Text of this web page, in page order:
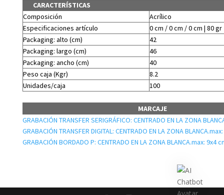
CARACTERÍSTICAS
Composición
Acrílico
Especificaciones artículo
0 cm / 0 cm / 0 cm | 80 gr
Packaging: alto (cm)
42
Packaging: largo (cm)
46
Packaging: ancho (cm)
40
Peso caja (Kgr)
8.2
Unidades/caja
100
MARCAJE
GRABACIÓN TRANSFER SERIGRÁFICO: CENTRADO EN LA ZONA
GRABACIÓN TRANSFER DIGITAL: CENTRADO EN LA ZONA
GRABACIÓN BORDADO P: CENTRADO EN LA ZONA BLANCA.max: 9x4